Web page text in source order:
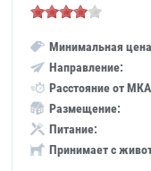
Минимальная
Направление:
Расстояние от
Размещение:
Питание:
Принимает с